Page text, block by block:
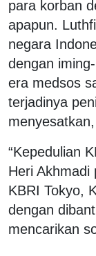
para korban
apapun.
negara
dengan
era medsos
terjadinya
“Kepedulian
Heri Akhmadi
KBRI Tokyo,
dengan
mencarikan